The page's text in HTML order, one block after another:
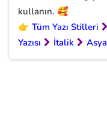
kullanın. 🥰
👉 Tüm Yazı Stilleri
Yazısı
İtalik Asya